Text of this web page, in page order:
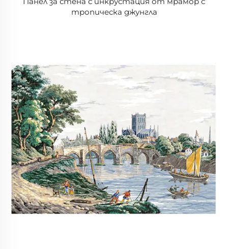
тропическа джунгла